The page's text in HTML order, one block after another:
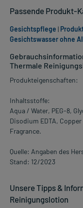
Thermale
Produkteigenschaften:
Inhaltsstoffe:
Aqua / Water, PEG-8,
Disodium EDTA,
Fragrance.
Quelle: Angaben des
Stand: 12/2023
Unsere Tipps &
Reinigungslotion
Passende Produkt-
Gesichtspflege |
Gesichtswasser ohne